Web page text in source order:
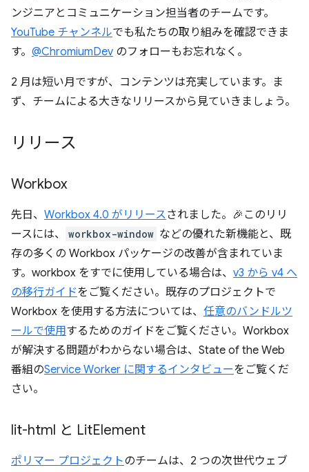
ンジニアとコミュニケーション担当者のチームです。
YouTube チャンネルでも私たちの取り組みを確認できま
す。 @ChromiumDev のフォローもお忘れなく。
2 月は短い月ですが、コンテンツは充実しています。ま
ず、チームによる大きなリリースから見ていきましょう。
リリース
Workbox
先日、 Workbox 4.0 がリリースされました。🎉このリリ
ースには、
workbox-window などの優れた新機能と、既
存の多くの Workbox パッケージの改善が含まれていま
す。workbox をすでに使用している場合は、 v3 から v4 へ
の移行ガイドをご覧ください。既存のプロジェクトで
Workbox を使用する方法については、 任意のバンドルツ
ールで使用するためのガイドをご覧ください。Workbox
が解決する問題がわからない場合は、State of the Web
番組のService Worker に関するインタビューをご覧くだ
さい。
lit-html と LitElement
ポリマー プロジェクトのチームは、2 つの次世代ウェブ